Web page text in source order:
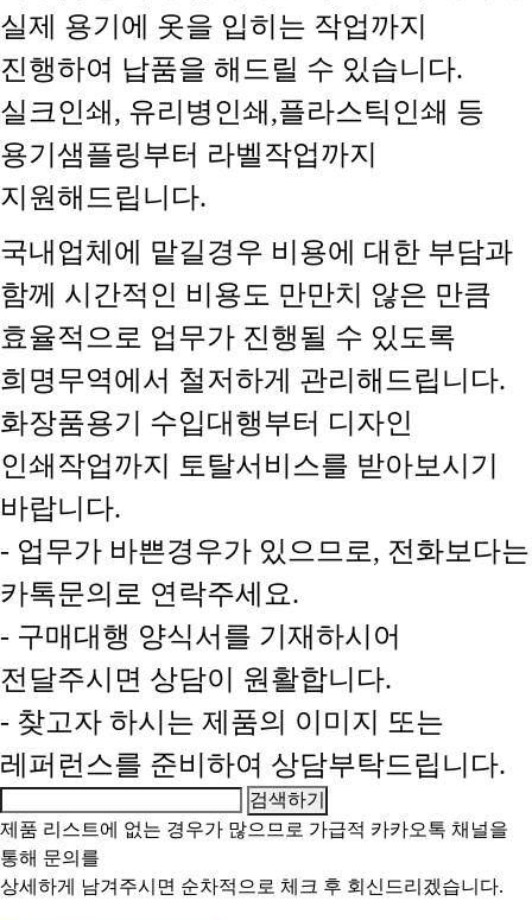
실제 용기에 옷을 입히는 작업까지
진행하여 납품을 해드릴 수 있습니다.
실크인쇄, 유리병인쇄,플라스틱인쇄 등
용기샘플링부터 라벨작업까지
지원해드립니다.
국내업체에 맡길경우 비용에 대한 부담과
함께 시간적인 비용도 만만치 않은 만큼
효율적으로 업무가 진행될 수 있도록
희명무역에서 철저하게 관리해드립니다.
화장품용기 수입대행부터 디자인
인쇄작업까지 토탈서비스를 받아보시기
바랍니다.
- 업무가 바쁜경우가 있으므로, 전화보다는
카톡문의로 연락주세요.
- 구매대행 양식서를 기재하시어
전달주시면 상담이 원활합니다.
- 찾고자 하시는 제품의 이미지 또는
레퍼런스를 준비하여 상담부탁드립니다.
제품 리스트에 없는 경우가 많으므로 가급적 카카오톡 채널을
통해 문의를
상세하게 남겨주시면 순차적으로 체크 후 회신드리겠습니다.